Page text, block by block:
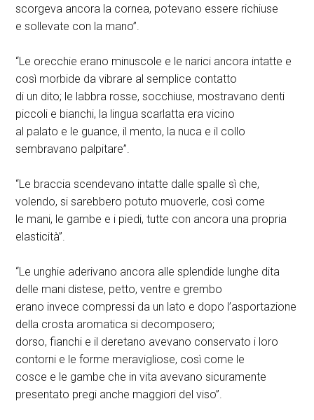
scorgeva ancora la cornea, potevano essere richiuse
e sollevate con la mano”.
“Le orecchie erano minuscole e le narici ancora intatte e
così morbide da vibrare al semplice contatto
di un dito; le labbra rosse, socchiuse, mostravano denti
piccoli e bianchi, la lingua scarlatta era vicino
al palato e le guance, il mento, la nuca e il collo
sembravano palpitare”.
“Le braccia scendevano intatte dalle spalle sì che,
volendo, si sarebbero potuto muoverle, così come
le mani, le gambe e i piedi, tutte con ancora una propria
elasticità”.
“Le unghie aderivano ancora alle splendide lunghe dita
delle mani distese, petto, ventre e grembo
erano invece compressi da un lato e dopo l’asportazione
della crosta aromatica si decomposero;
dorso, fianchi e il deretano avevano conservato i loro
contorni e le forme meravigliose, così come le
cosce e le gambe che in vita avevano sicuramente
presentato pregi anche maggiori del viso”.